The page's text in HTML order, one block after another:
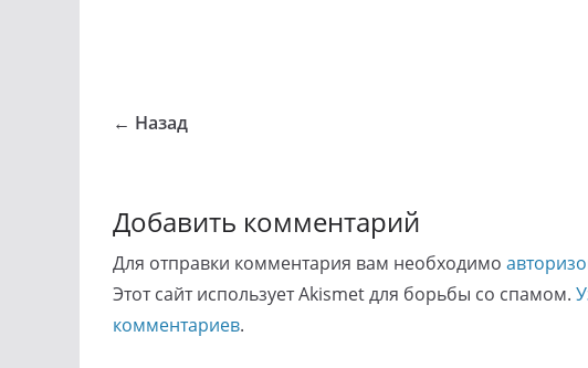
← Назад
Добавить комментарий
Для отправки комментария вам необходимо
Этот сайт использует Akismet для борьбы со спамом.
комментариев.